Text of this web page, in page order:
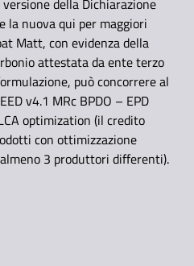
della Dichiarazione
la nuova qui per maggiori
Matt, con evidenza della
attestata da ente terzo
può concorrere al
v4.1 MRc BPDO – EPD
optimization (il credito
con ottimizzazione
3 produttori differenti).